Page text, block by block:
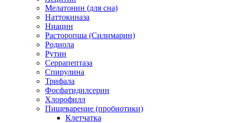
Мелатонин (для сна)
Наттокиназа
Ниацин
Расторопша (Силимарин)
Родиола
Рутин
Серрапептаза
Спирулина
Трифала
Фосфатидилсерин
Хлорофилл
Пищеварение (пробиотики)
Клетчатка